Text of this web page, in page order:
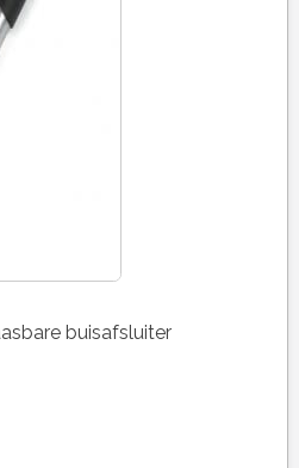
buisafsluiter